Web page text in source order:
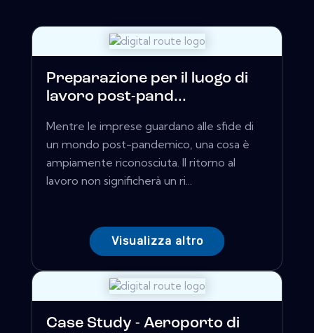
Preparazione per il luogo di
lavoro post-pand...
Mentre le imprese guardano alle sfide di
un mondo post-pandemico, una cosa è
ampiamente riconosciuta. Il ritorno al
lavoro non significherà un ri...
Visualizza altro
Case Study - Aeroporto di